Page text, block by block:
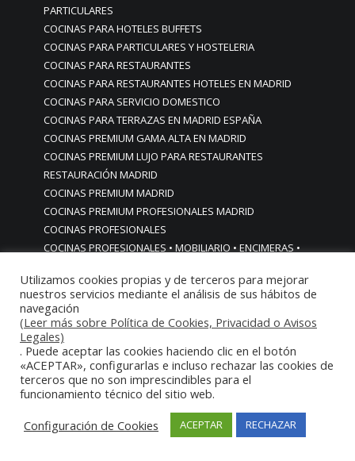
PARTICULARES
COCINAS PARA HOTELES BUFFETS
COCINAS PARA PARTICULARES Y HOSTELERIA
COCINAS PARA RESTAURANTES
COCINAS PARA RESTAURANTES HOTELES EN MADRID
COCINAS PARA SERVICIO DOMESTICO
COCINAS PARA TERRAZAS EN MADRID ESPAÑA
COCINAS PREMIUM GAMA ALTA EN MADRID
COCINAS PREMIUM LUJO PARA RESTAURANTES
RESTAURACIÓN MADRID
COCINAS PREMIUM MADRID
COCINAS PREMIUM PROFESIONALES MADRID
COCINAS PROFESIONALES
COCINAS PROFESIONALES • MOBILIARIO • ENCIMERAS •
DECORATIVOS ACERO INOXIDABLE
COCINAS PROFESIONALES A MEDIDA PERSONALIZADAS PARA
PARTICULARES
COCINAS PROFESIONALES ACERO INOXIDABLE
COCINAS PROFESIONALES HORECA
COCINAS PROFESIONALES HOSTELERÍA MADRID
Cocinas profesionales industriales monoblock a medida
Cocinas profesionales industriales monoblock a medida
Utilizamos cookies propias y de terceros para mejorar
nuestros servicios mediante el análisis de sus hábitos de
navegación
(Leer más sobre Política de Cookies, Privacidad o Avisos
Legales)
. Puede aceptar las cookies haciendo clic en el botón
«ACEPTAR», configurarlas e incluso rechazar las cookies de
terceros que no son imprescindibles para el
funcionamiento técnico del sitio web.
Configuración de Cookies
ACEPTAR RECHAZAR